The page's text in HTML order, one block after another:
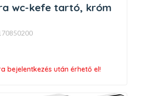
wc-kefe tartó, króm
bejelentkezés után érhető el!